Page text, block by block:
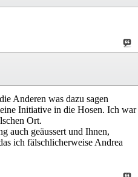
Anderen was dazu sagen
Initiative in die Hosen. Ich war
Ort.
auch geäussert und Ihnen,
ich fälschlicherweise Andrea